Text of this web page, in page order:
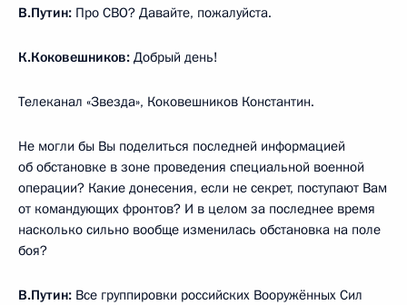
В.Путин: Про СВО? Давайте, пожалуйста.
К.Коковешников: Добрый день!
Телеканал «Звезда», Коковешников Константин.
Не могли бы Вы поделиться последней информацией
об обстановке в зоне проведения специальной военной
операции? Какие донесения, если не секрет, поступают Вам
от командующих фронтов? И в целом за последнее время
насколько сильно вообще изменилась обстановка на поле
боя?
В.Путин: Все группировки российских Вооружённых Сил